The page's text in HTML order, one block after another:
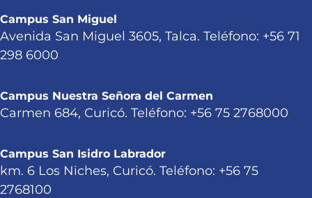
Campus San Miguel
Avenida San Miguel 3605, Talca. Teléfono: +56 71
298 6000
Campus Nuestra Señora del Carmen
Carmen 684, Curicó. Teléfono: +56 75 2768000
Campus San Isidro Labrador
km. 6 Los Niches, Curicó. Teléfono: +56 75
2768100